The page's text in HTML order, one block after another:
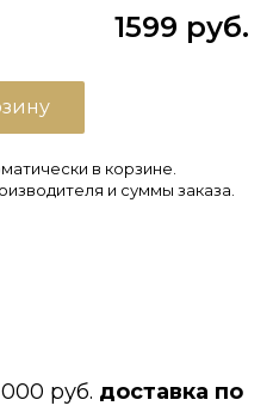
1599 руб.
в корзине.
и суммы заказа.
руб. доставка по